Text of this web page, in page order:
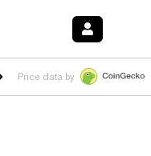
$1.035 0.20%HYPE $55.11
Price data by